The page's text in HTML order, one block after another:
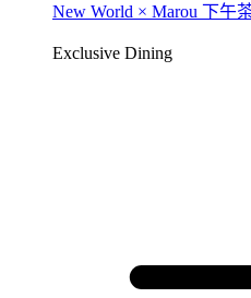
New World × Marou 下午
Exclusive Dining